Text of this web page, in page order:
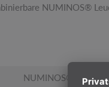
NUMINOS®
NUMINOS® XS